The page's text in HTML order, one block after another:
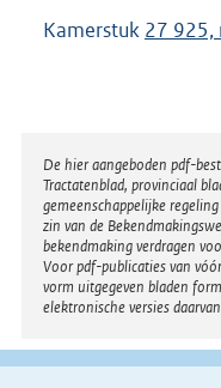
Kamerstuk 27 925,
Disclaimer
De hier aangeboden pdf-
Tractatenblad, provinciaal
gemeenschappelijke
zin van de
bekendmaking verdragen
Voor pdf-publicaties van
vorm uitgegeven bladen
elektronische versies